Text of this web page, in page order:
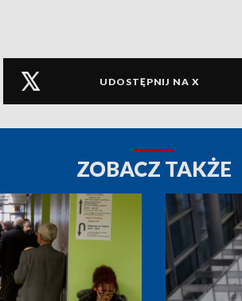
UDOSTĘPNIJ NA X
ZOBACZ TAKŻE